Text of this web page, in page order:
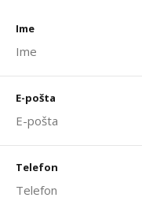
Ime
E-pošta
Telefon